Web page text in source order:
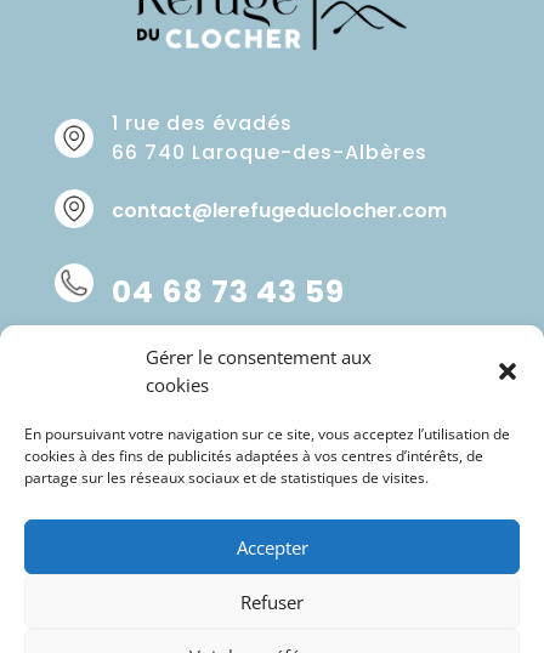
Gérer le consentement aux
cookies
En poursuivant votre navigation sur ce site, vous acceptez l’utilisation de
cookies à des fins de publicités adaptées à vos centres d’intérêts, de
partage sur les réseaux sociaux et de statistiques de visites.
Accepter
Refuser
1 rue des évadés
66 740 Laroque-des-Albères
contact@lerefugeduclocher.com
04 68 73 43 59